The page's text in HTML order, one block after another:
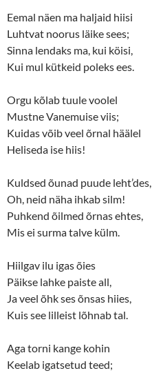
Eemal näen ma haljaid hiisi
Luhtvat noorus läike sees;
Sinna lendaks ma, kui köisi,
Kui mul kütkeid poleks ees.
Orgu kõlab tuule voolel
Mustne Vanemuise viis;
Kuidas võib veel õrnal häälel
Heliseda ise hiis!
Kuldsed õunad puude leht’des,
Oh, neid näha ihkab silm!
Puhkend õilmed õrnas ehtes,
Mis ei surma talve külm.
Hiilgav ilu igas õies
Päikse lahke paiste all,
Ja veel õhk ses õnsas hiies,
Kuis see lilleist lõhnab tal.
Aga torni kange kohin
Keelab igatsetud teed;